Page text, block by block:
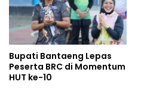
Bupati Bantaeng Lepas
Peserta BRC di Momentum
HUT ke-10